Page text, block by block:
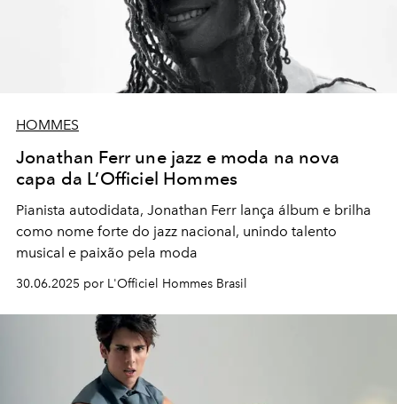
HOMMES
Jonathan Ferr une jazz e moda na nova
capa da L’Officiel Hommes
Pianista autodidata, Jonathan Ferr lança álbum e brilha
como nome forte do jazz nacional, unindo talento
musical e paixão pela moda
30.06.2025 por L'Officiel Hommes Brasil